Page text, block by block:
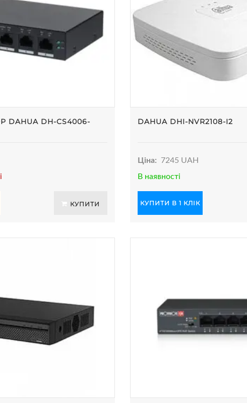
DAHUA DH-CS4006-
КУПИТИ
DAHUA DHI-NVR2108-I2
Ціна:
7245 UAH
В наявності
КУПИТИ В 1 КЛІК